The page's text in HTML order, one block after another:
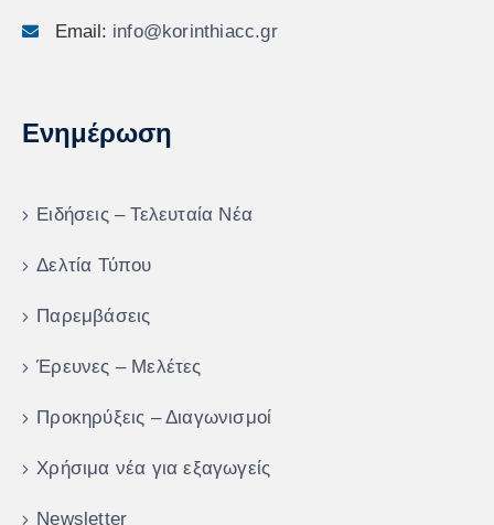
Email: info@korinthiacc.gr
Ενημέρωση
Ειδήσεις – Τελευταία Νέα
Δελτία Τύπου
Παρεμβάσεις
Έρευνες – Μελέτες
Προκηρύξεις – Διαγωνισμοί
Χρήσιμα νέα για εξαγωγείς
Newsletter